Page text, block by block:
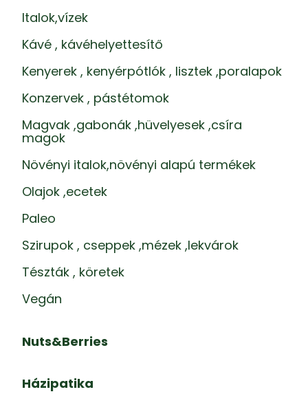
Italok,vízek
Kávé , kávéhelyettesítő
Kenyerek , kenyérpótlók , lisztek ,poralapok
Konzervek , pástétomok
Magvak ,gabonák ,hüvelyesek ,csíra
magok
Növényi italok,növényi alapú termékek
Olajok ,ecetek
Paleo
Szirupok , cseppek ,mézek ,lekvárok
Tészták , köretek
Vegán
Nuts&Berries
Házipatika